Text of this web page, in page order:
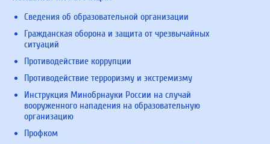
Сведения об образовательной организации
Гражданская оборона и защита от чрезвычайных
ситуаций
Противодействие коррупции
Противодействие терроризму и экстремизму
Инструкция Минобрнауки России на случай
вооруженного нападения на образовательную
организацию
Профком